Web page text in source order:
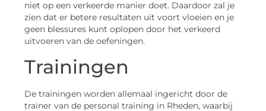
niet op een verkeerde manier doet. Daardoor zal je
zien dat er betere resultaten uit voort vloeien en je
geen blessures kunt oplopen door het verkeerd
uitvoeren van de oefeningen.
Trainingen
De trainingen worden allemaal ingericht door de
trainer van de personal training in Rheden, waarbij